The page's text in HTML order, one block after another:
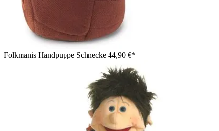
Folkmanis Handpuppe Schnecke 44,90 €*